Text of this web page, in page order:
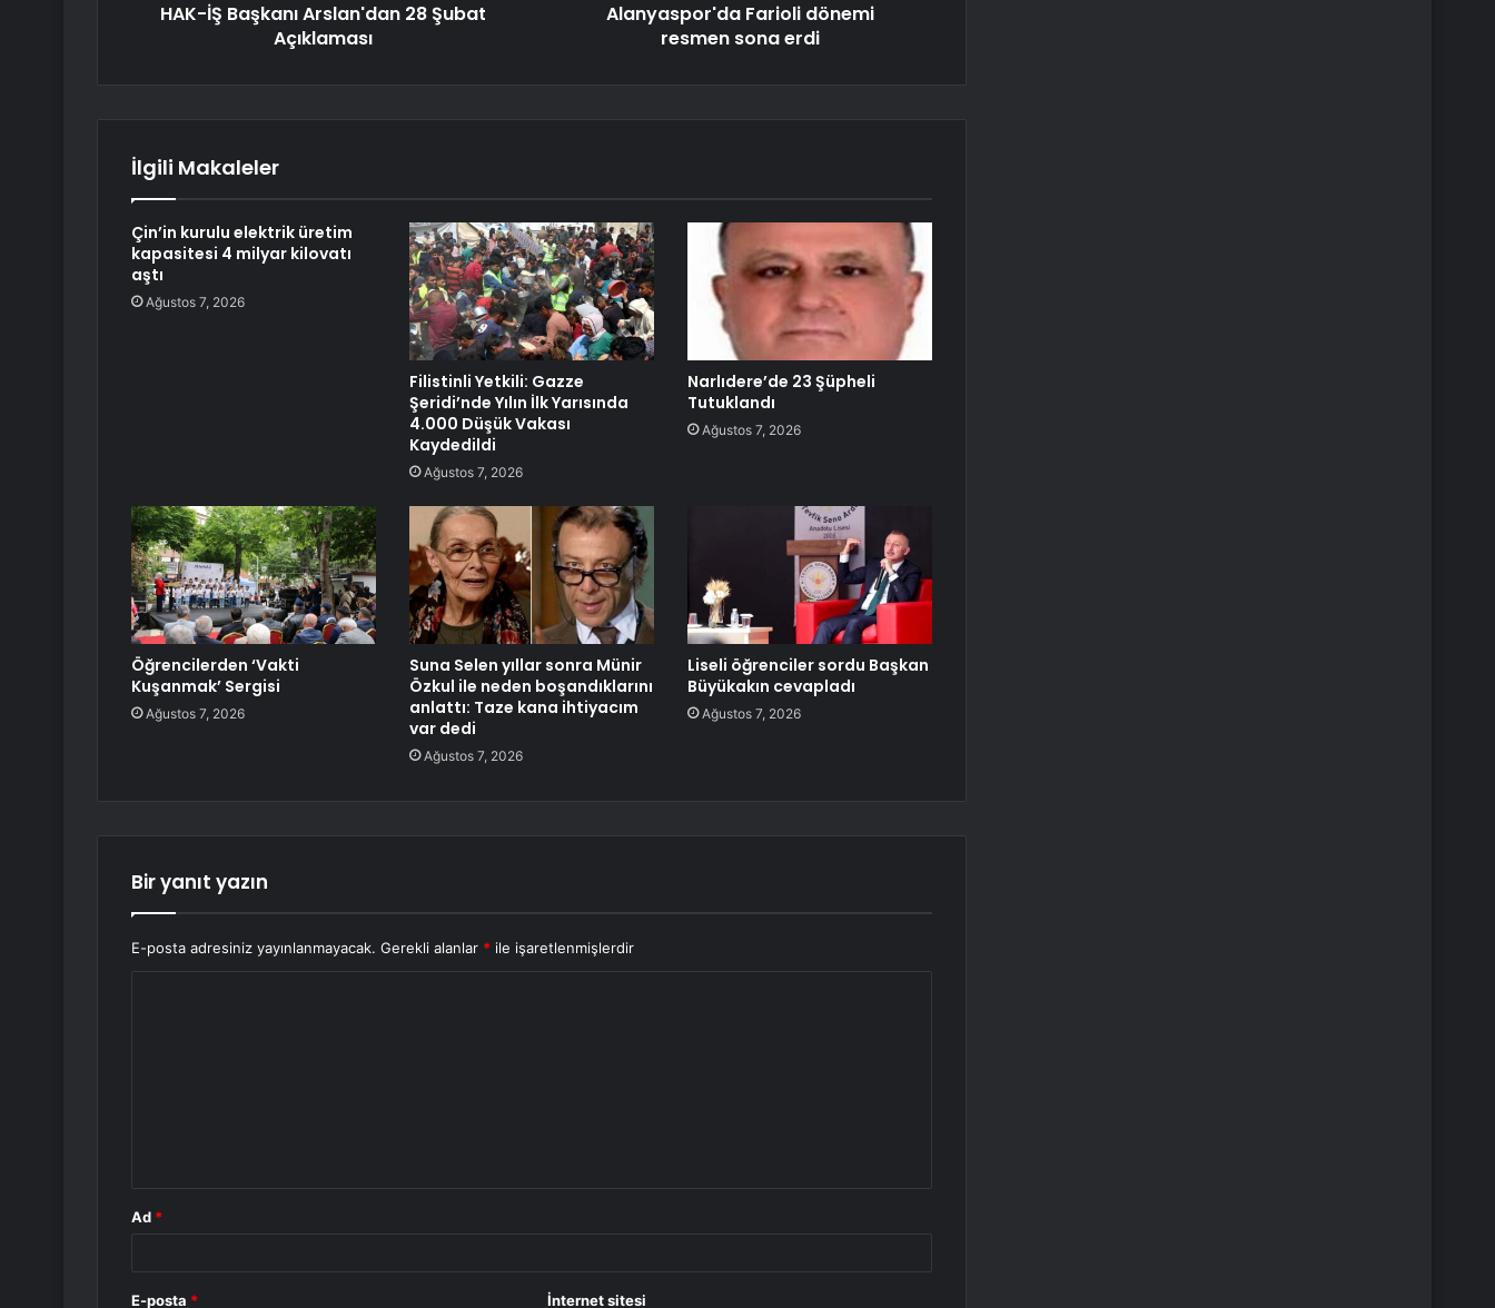
HAK-İŞ Başkanı Arslan'dan 28 Şubat
Açıklaması
Alanyaspor'da Farioli dönemi
resmen sona erdi
İlgili Makaleler
Çin’in kurulu elektrik üretim
kapasitesi 4 milyar kilovatı
aştı
Ağustos 7, 2026
Filistinli Yetkili: Gazze
Şeridi’nde Yılın İlk Yarısında
4.000 Düşük Vakası
Kaydedildi
Ağustos 7, 2026
Narlıdere’de 23 Şüpheli
Tutuklandı
Ağustos 7, 2026
Öğrencilerden ‘Vakti
Kuşanmak’ Sergisi
Ağustos 7, 2026
Suna Selen yıllar sonra Münir
Özkul ile neden boşandıklarını
anlattı: Taze kana ihtiyacım
var dedi
Ağustos 7, 2026
Liseli öğrenciler sordu Başkan
Büyükakın cevapladı
Ağustos 7, 2026
Bir yanıt yazın
E-posta adresiniz yayınlanmayacak. Gerekli alanlar * ile işaretlenmişlerdir
Ad *
E-posta * İnternet sitesi